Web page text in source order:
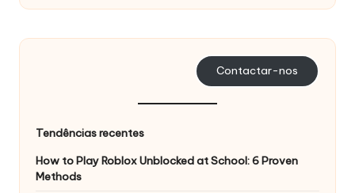
Contactar-nos
Tendências recentes
How to Play Roblox Unblocked at School: 6 Proven
Methods